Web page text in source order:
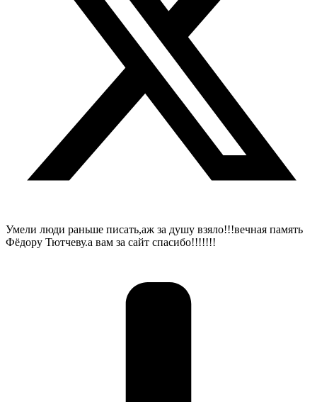
Умели люди раньше писать,аж за душу взяло!!!вечная память
Фёдору Тютчеву.а вам за сайт спасибо!!!!!!!